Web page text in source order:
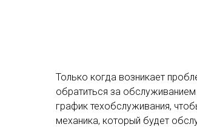
Только когда возникает
обратиться за
график техобслуживания,
механика, который будет